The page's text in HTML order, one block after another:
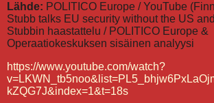
Lähde: POLITICO Europe / YouTube
Stubb talks EU security without the US
Stubbin haastattelu / POLITICO Europe &
Operaatiokeskuksen sisäinen analyysi
https://www.youtube.com/watch?
kZQG7J&index=1&t=18s